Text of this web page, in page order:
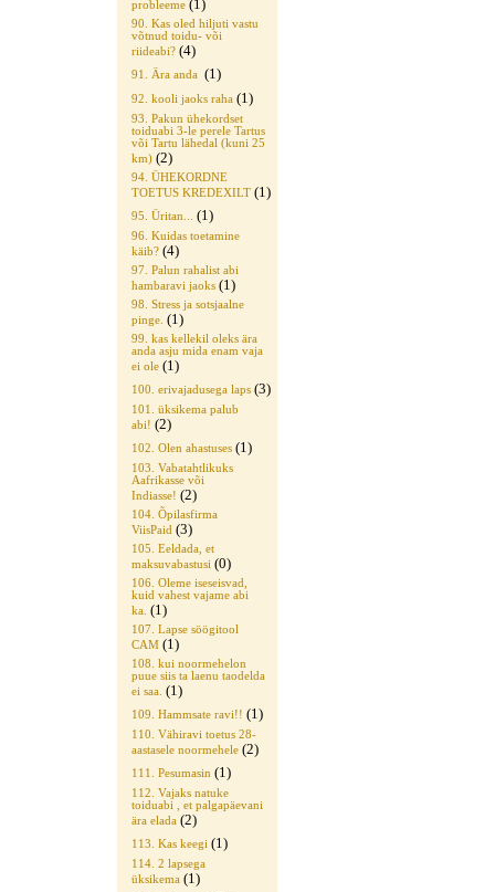
probleeme (1)
90. Kas oled hiljuti vastu
võtnud toidu- või
riideabi? (4)
91. Ära anda (1)
92. kooli jaoks raha (1)
93. Pakun ühekordset
toiduabi 3-le perele Tartus
või Tartu lähedal (kuni 25
km) (2)
94. ÜHEKORDNE
TOETUS KREDEXILT (1)
95. Üritan... (1)
96. Kuidas toetamine
käib? (4)
97. Palun rahalist abi
hambaravi jaoks (1)
98. Stress ja sotsjaalne
pinge. (1)
99. kas kellekil oleks ära
anda asju mida enam vaja
ei ole (1)
100. erivajadusega laps (3)
101. üksikema palub
abi! (2)
102. Olen ahastuses (1)
103. Vabatahtlikuks
Aafrikasse või
Indiasse! (2)
104. Õpilasfirma
ViisPaid (3)
105. Eeldada, et
maksuvabastusi (0)
106. Oleme iseseisvad,
kuid vahest vajame abi
ka. (1)
107. Lapse söögitool
CAM (1)
108. kui noormehelon
puue siis ta laenu taodelda
ei saa. (1)
109. Hammsate ravi!! (1)
110. Vähiravi toetus 28-
aastasele noormehele (2)
111. Pesumasin (1)
112. Vajaks natuke
toiduabi , et palgapäevani
ära elada (2)
113. Kas keegi (1)
114. 2 lapsega
üksikema (1)